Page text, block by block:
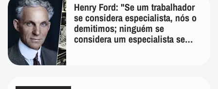
Henry Ford: "Se um trabalhador
se considera especialista, nós o
demitimos; ninguém se
considera um especialista se